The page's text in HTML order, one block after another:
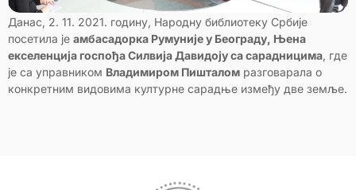
Данас, 2. 11. 2021. годину, Народну библиотеку Србије
посетила је амбасадорка Румуније у Београду, Њена
екселенција госпођа Силвија Давидоју са сарадницима, где
је са управником Владимиром Пишталом разговарала о
конкретним видовима културне сарадње између две земље.